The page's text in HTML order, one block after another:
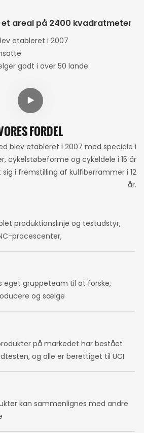
areal på 2400 kvadratmeter
etableret i 2007
godt i over 50 lande
FORDEL
blev etableret i 2007 med speciale i
cykelstøbeforme og cykeldele i 15 år
i fremstilling af kulfiberrammer i 12
år.
produktionslinje og testudstyr,
procescenter,
eget gruppeteam til at forske,
og sælge
på markedet har bestået
og alle er berettiget til UCI
kan sammenlignes med andre